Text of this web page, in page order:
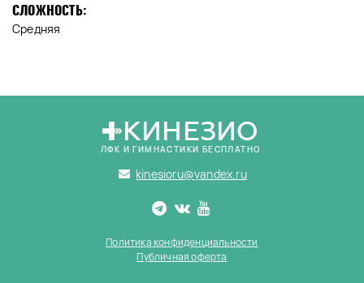
СЛОЖНОСТЬ:
Средняя
КИНЕЗИО
ЛФК И ГИМНАСТИКИ БЕСПЛАТНО
kinesioru@yandex.ru
Политика конфиденциальности
Публичная оферта